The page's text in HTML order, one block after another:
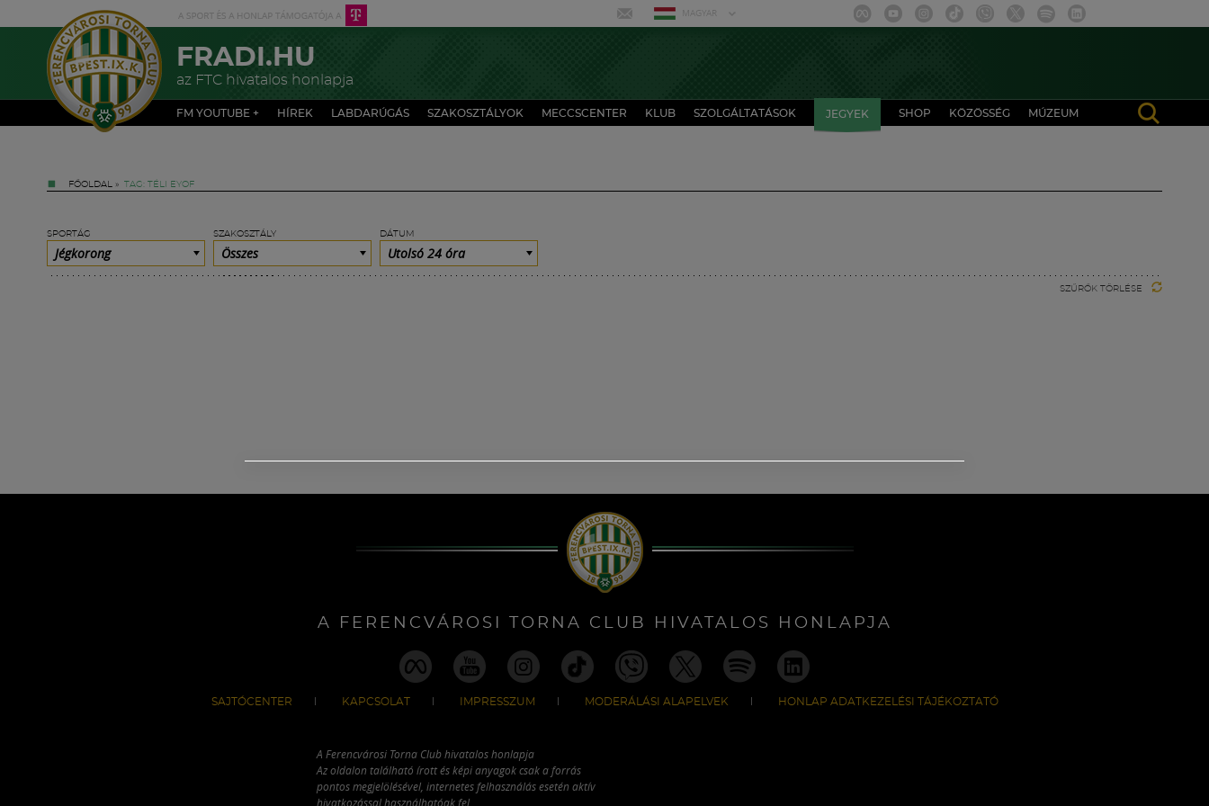
MAGYAR
FRADI.HU
az FTC hivatalos honlapja
FM YOUTUBE + HÍREK LABDARÚGÁS SZAKOSZTÁLYOK MECCSCENTER KLUB SZOLGÁLTATÁSOK JEGYEK SHOP KÖZÖSSÉG MÚZEUM
FŐOLDAL » TAG: TÉLI EYOF
SPORTÁG
Jégkorong
SZAKOSZTÁLY
Összes
DÁTUM
Utolsó 24 óra
SZŰRŐK TÖRLÉSE
A FERENCVÁROSI TORNA CLUB HIVATALOS HONLAPJA
SAJTÓCENTER KAPCSOLAT IMPRESSZUM MODERÁLÁSI ALAPELVEK HONLAP ADATKEZELÉSI TÁJÉKOZTATÓ
A Ferencvárosi Torna Club hivatalos honlapja
Az oldalon található írott és képi anyagok csak a forrás
pontos megjelölésével, internetes felhasználás esetén aktív
hivatkozással használhatóak fel.